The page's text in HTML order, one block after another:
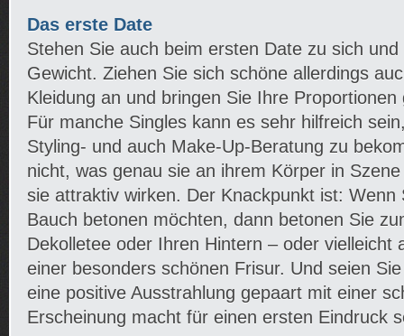
Das erste Date
Stehen Sie auch beim ersten Date zu sich
Gewicht. Ziehen Sie sich schöne allerdings
Kleidung an und bringen Sie Ihre
Für manche Singles kann es sehr hilfreich
Styling- und auch Make-Up-Beratung zu
nicht, was genau sie an ihrem Körper in
sie attraktiv wirken. Der Knackpunkt ist: Wenn
Bauch betonen möchten, dann betonen Sie
Dekolletee oder Ihren Hintern – oder vielleicht
einer besonders schönen Frisur. Und seien
eine positive Ausstrahlung gepaart mit einer
Erscheinung macht für einen ersten Eindruck